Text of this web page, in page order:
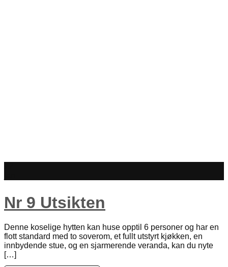
Nr 9 Utsikten
Denne koselige hytten kan huse opptil 6 personer og har en
flott standard med to soverom, et fullt utstyrt kjøkken, en
innbydende stue, og en sjarmerende veranda, kan du nyte
[…]